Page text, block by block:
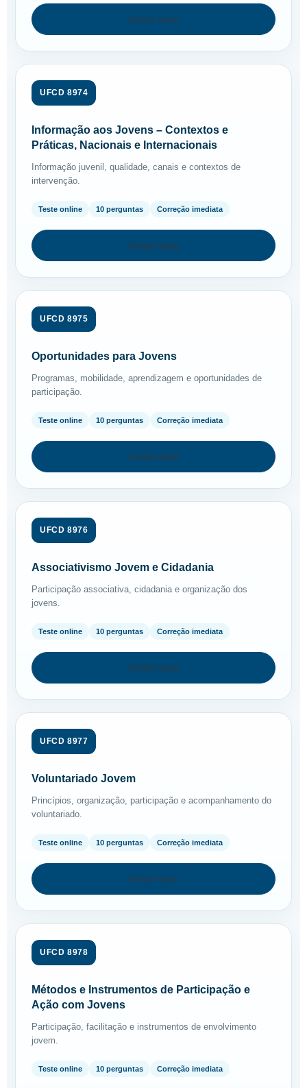
Iniciar teste
UFCD 8974
Informação aos Jovens – Contextos e
Práticas, Nacionais e Internacionais
Informação juvenil, qualidade, canais e contextos de
intervenção.
Teste online 10 perguntas Correção imediata
Iniciar teste
UFCD 8975
Oportunidades para Jovens
Programas, mobilidade, aprendizagem e oportunidades de
participação.
Teste online 10 perguntas Correção imediata
Iniciar teste
UFCD 8976
Associativismo Jovem e Cidadania
Participação associativa, cidadania e organização dos
jovens.
Teste online 10 perguntas Correção imediata
Iniciar teste
UFCD 8977
Voluntariado Jovem
Princípios, organização, participação e acompanhamento do
voluntariado.
Teste online 10 perguntas Correção imediata
Iniciar teste
UFCD 8978
Métodos e Instrumentos de Participação e
Ação com Jovens
Participação, facilitação e instrumentos de envolvimento
jovem.
Teste online 10 perguntas Correção imediata